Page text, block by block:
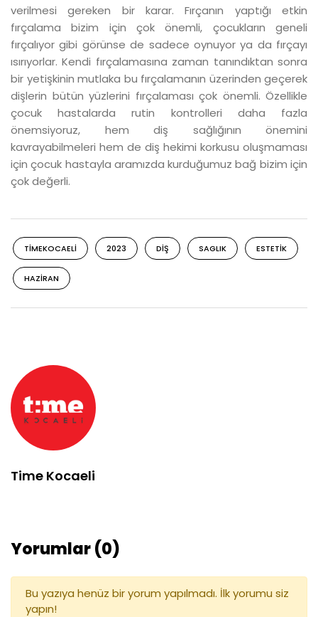
verilmesi gereken bir karar. Fırçanın yaptığı etkin
fırçalama bizim için çok önemli, çocukların geneli
fırçalıyor gibi görünse de sadece oynuyor ya da fırçayı
ısırıyorlar. Kendi fırçalamasına zaman tanındıktan sonra
bir yetişkinin mutlaka bu fırçalamanın üzerinden geçerek
dişlerin bütün yüzlerini fırçalaması çok önemli. Özellikle
çocuk hastalarda rutin kontrolleri daha fazla
önemsiyoruz, hem diş sağlığının önemini
kavrayabilmeleri hem de diş hekimi korkusu oluşmaması
için çocuk hastayla aramızda kurduğumuz bağ bizim için
çok değerli.
TIMEKOCAELI 2023 DIŞ SAGLIK ESTETIK
HAZIRAN
Time Kocaeli
Yorumlar (0)
Bu yazıya henüz bir yorum yapılmadı. İlk yorumu siz
yapın!